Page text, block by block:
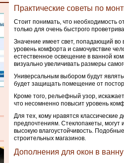
Практические советы по
Стоит понимать, что необходимость
только для очень быстрого
Значение имеет свет, попадающий во
уровень комфорта и самочувствие
естественное освещение в ванной
визуально увеличивать размеры
Универсальным выбором будут
будет защищать помещение от
Кроме того, рельефный узор,
что несомненно повысит уровень
Для тех, кому нравятся
предпочтениям. Стеклопакеты, могут
высокую влагоустойчивость.
строительных магазинов.
Дополнения для окон в ванну